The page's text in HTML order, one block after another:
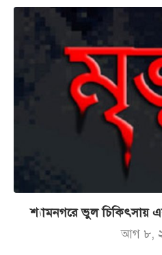
শ্যামনগরে ভুল চিকিৎসায়
আগ ৮,